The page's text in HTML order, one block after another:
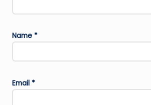
Name *
Email *